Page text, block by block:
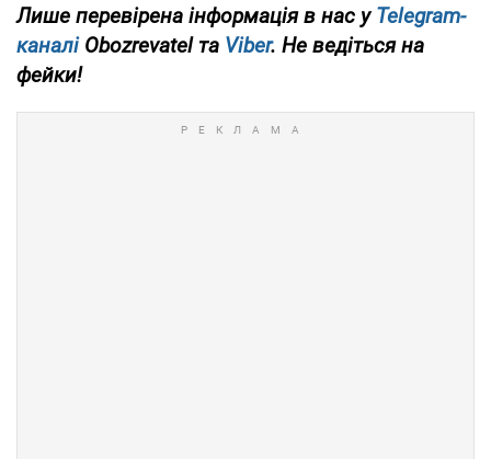
Лише перевірена інформація в нас уTelegram-
каналіObozrevatel та Viber. Не ведіться на
фейки!